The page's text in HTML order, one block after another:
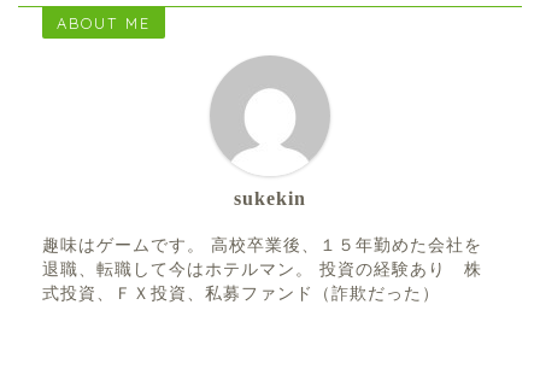
ABOUT ME
sukekin
趣味はゲームです。 高校卒業後、１５年勤めた会社を
退職、転職して今はホテルマン。 投資の経験あり 株
式投資、ＦＸ投資、私募ファンド（詐欺だった）